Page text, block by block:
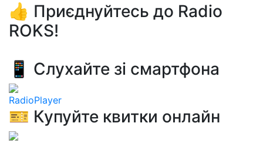
👍 Приєднуйтесь до Radio
ROKS!
📱 Слухайте зі смартфона
RadioPlayer
🎫 Купуйте квитки онлайн